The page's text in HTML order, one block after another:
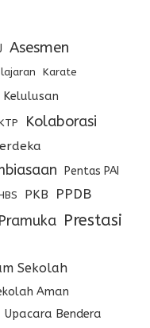
Asesmen
Karate
Kelulusan
Kolaborasi
Pentas PAI
PKB PPDB
Pramuka Prestasi
Sekolah
Aman
Upacara Bendera